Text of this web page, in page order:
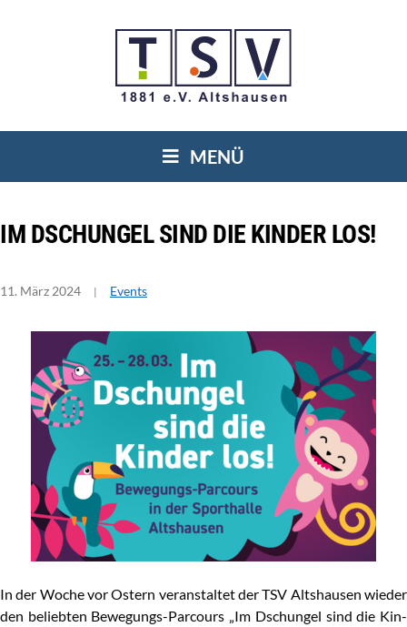
MENÜ
IM DSCHUN­GEL SIND DIE KIN­DER LOS!
11. März 2024 Events
In der Woche vor Ostern ver­an­stal­tet der TSV Alt­shau­sen wie­der
den belieb­ten Bewe­gungs-Par­cours „Im Dschun­gel sind die Kin­